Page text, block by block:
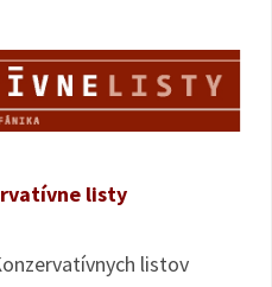
o b
listy
listov